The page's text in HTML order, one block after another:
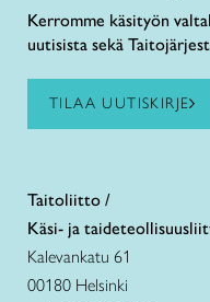
Kerromme käsityön
uutisista sekä
TILAA UUTISKIRJE
Taitoliitto /
Käsi- ja
Kalevankatu 61
00180 Helsinki